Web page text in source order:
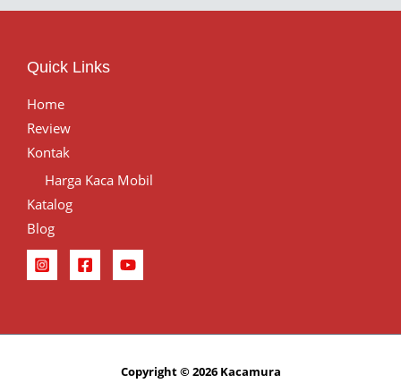
Quick Links
Home
Review
Kontak
Harga Kaca Mobil
Katalog
Blog
Copyright © 2026 Kacamura